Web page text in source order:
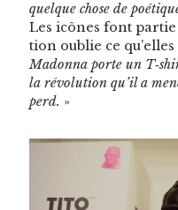
quelque chose de
Les icônes font
tion oublie ce
Madon­na porte un
la révo­lu­tion qu’il a
perd. »